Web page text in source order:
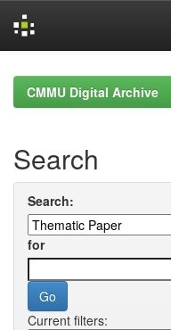
navigationCMMU Digital Archive
Search
Search:
for
Current filters: